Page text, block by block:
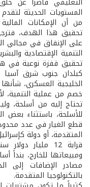
المستويات الحديثة
من أن الإمكانات
تحقيق هذا الهدف،
على الإنفاق في مجالي
التنمية الإقتصادية
تحقيق قفزة نوعية في
كبلدان جنوب شرق آسيا
الخليجية العسكري،
خصم من عملية التنمية،
تحتاج إليه من أسلحة،
للأسلحة، باستثناء بعض
قطع الغيار في عدد
المتقدمة، أو دولة
قرابة 12 مليار
ومبيعاتها للخارج،
مصادر الإضافات إلى
بالتكنولوجيا المتقدمة.